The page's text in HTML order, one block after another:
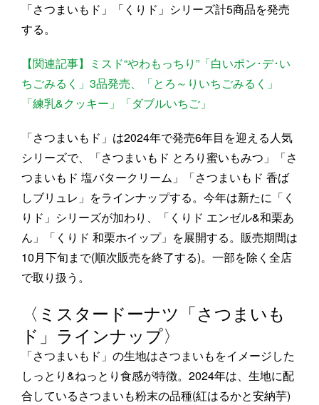
「さつまいもド」「くりド」シリーズ計5商品を発売
する。
【関連記事】ミスド“やわもっちり”「白いポン･デ･い
ちごみるく」3品発売、「とろ～りいちごみるく」
「練乳&クッキー」「ダブルいちご」
「さつまいもド」は2024年で発売6年目を迎える人気
シリーズで、「さつまいもド とろり蜜いもみつ」「さ
つまいもド 塩バタークリーム」「さつまいもド 香ば
しブリュレ」をラインナップする。今年は新たに「く
りド」シリーズが加わり、「くりド エンゼル&和栗あ
ん」「くりド 和栗ホイップ」を展開する。販売期間は
10月下旬まで(順次販売を終了する)。一部を除く全店
で取り扱う。
〈ミスタードーナツ「さつまいも
ド」ラインナップ〉
「さつまいもド」の生地はさつまいもをイメージした
しっとり&ねっとり食感が特徴。2024年は、生地に配
合しているさつまいも粉末の品種(紅はるかと安納芋)